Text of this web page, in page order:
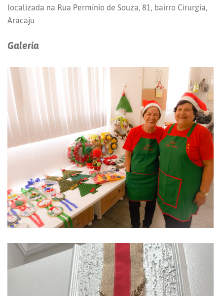
localizada na Rua Permínio de Souza, 81, bairro Cirurgia,
Aracaju
Galeria